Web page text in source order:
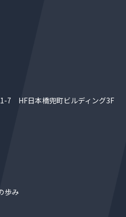
7 HF日本橋兜町ビルディング3F
歩み